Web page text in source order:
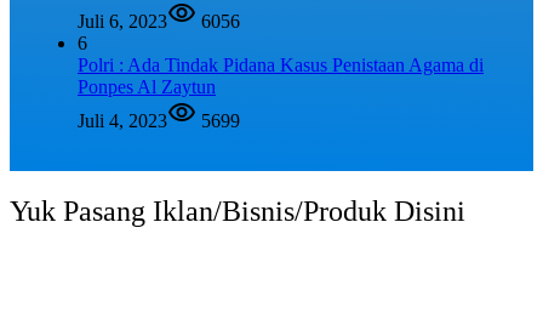
Juli 6, 2023
6056
6
Polri : Ada Tindak Pidana Kasus Penistaan Agama di
Ponpes Al Zaytun
Juli 4, 2023
5699
Yuk Pasang Iklan/Bisnis/Produk Disini